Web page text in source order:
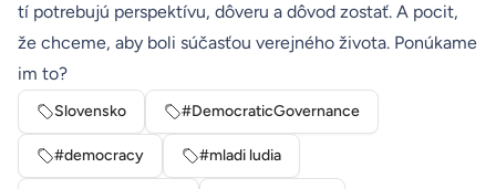
tí potrebujú perspektívu, dôveru a dôvod zostať. A pocit,
že chceme, aby boli súčasťou verejného života. Ponúkame
im to?
Slovensko #DemocraticGovernance
#democracy #mladi ludia